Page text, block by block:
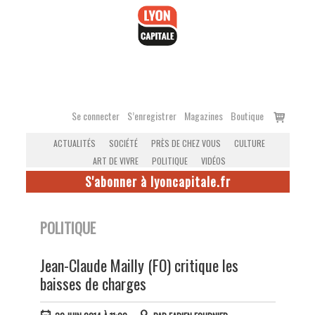
Se connecter S’enregistrer Magazines Boutique
Voir
ACTUALITÉS SOCIÉTÉ PRÈS DE CHEZ VOUS
CULTURE
ART DE VIVRE
POLITIQUE VIDÉOS
S'abonner à lyoncapitale.fr
POLITIQUE
Jean-Claude Mailly (FO) critique les
baisses de charges